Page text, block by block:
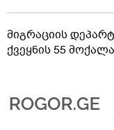
მიგრაციის
ქვეყნის 55